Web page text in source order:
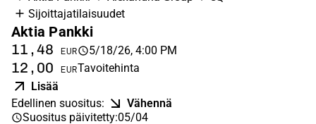
Sijoittajatilaisuudet
Aktia Pankki
11,48 EUR 5/18/26, 4:00 PM
12,00 EURTavoitehinta
Lisää
Edellinen suositus:
Vähennä
Suositus päivitetty:05/04